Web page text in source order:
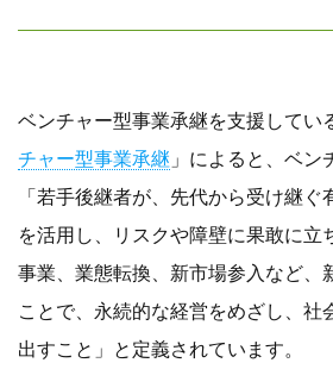
ベンチャー型事業承継を支援してい
チャー型事業承継 」によると、ベン
「若手後継者が、先代から受け継
を活用し、リスクや障壁に果敢に立
事業、業態転換、新市場参入など、
ことで、永続的な経営をめざし、社
出すこと」と定義されています。